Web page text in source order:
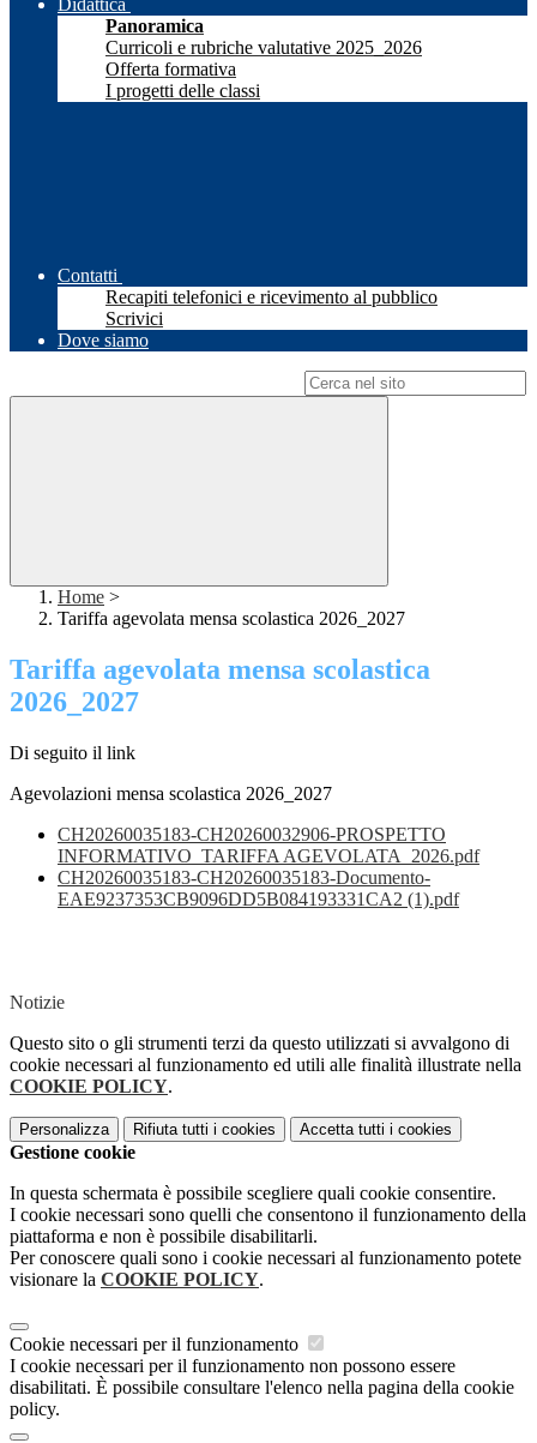
Didattica
Panoramica
Curricoli e rubriche valutative 2025_2026
Offerta formativa
I progetti delle classi
Contatti
Recapiti telefonici e ricevimento al pubblico
Scrivici
Dove siamo
Home >
Tariffa agevolata mensa scolastica 2026_2027
Tariffa agevolata mensa scolastica
2026_2027
Di seguito il link
Agevolazioni mensa scolastica 2026_2027
CH20260035183-CH20260032906-PROSPETTO
INFORMATIVO_TARIFFA AGEVOLATA_2026.pdf
CH20260035183-CH20260035183-Documento-
EAE9237353CB9096DD5B084193331CA2 (1).pdf
Notizie
Questo sito o gli strumenti terzi da questo utilizzati si avvalgono di
cookie necessari al funzionamento ed utili alle finalità illustrate nella
COOKIE POLICY.
Personalizza Rifiuta tutti i cookies Accetta tutti i cookies
Gestione cookie
In questa schermata è possibile scegliere quali cookie consentire.
I cookie necessari sono quelli che consentono il funzionamento della
piattaforma e non è possibile disabilitarli.
Per conoscere quali sono i cookie necessari al funzionamento potete
visionare la COOKIE POLICY.
Cookie necessari per il funzionamento
I cookie necessari per il funzionamento non possono essere
disabilitati. È possibile consultare l'elenco nella pagina della cookie
policy.